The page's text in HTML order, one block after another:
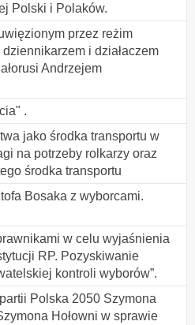
Polski i Polaków.
przez reżim
i działaczem
Andrzejem
.
jako środka transportu w
na potrzeby rolkarzy oraz
środka transportu
Bosaka z wyborcami.
w celu wyjaśnienia
RP. Pozyskiwanie
kontroli wyborów”.
Polska 2050 Szymona
Hołowni w sprawie